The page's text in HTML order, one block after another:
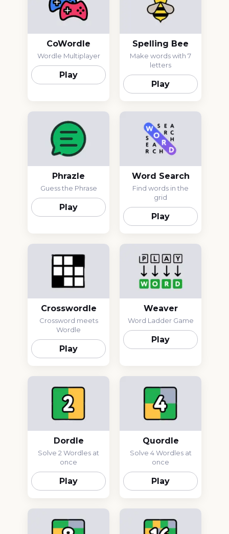
CoWordle
Wordle Multiplayer
Play
Spelling Bee
Make words with 7
letters
Play
Phrazle
Guess the Phrase
Play
Word Search
Find words in the
grid
Play
Crosswordle
Crossword meets
Wordle
Play
Weaver
Word Ladder Game
Play
Dordle
Solve 2 Wordles at
once
Play
Quordle
Solve 4 Wordles at
once
Play